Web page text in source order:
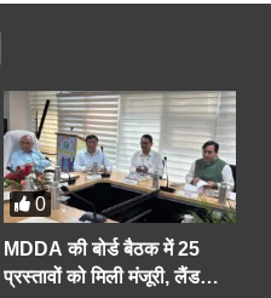
0
MDDA की बोर्ड बैठक में 25
प्रस्तावों को मिली मंजूरी, लैंड